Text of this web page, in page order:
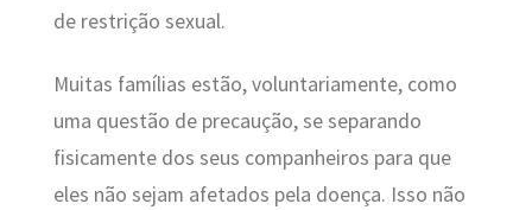
de restrição sexual.
Muitas famílias estão, voluntariamente, como
uma questão de precaução, se separando
fisicamente dos seus companheiros para que
eles não sejam afetados pela doença. Isso não